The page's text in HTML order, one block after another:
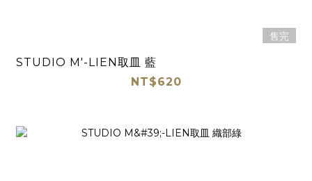
售完
STUDIO M'-LIEN取皿 藍
NT$620